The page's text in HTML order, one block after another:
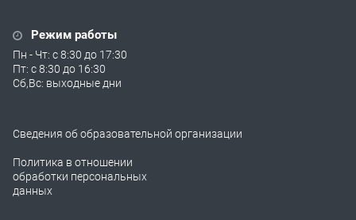
Режим работы
Пн - Чт: с 8:30 до 17:30
Пт: с 8:30 до 16:30
Сб,Вс: выходные дни
Сведения об образовательной организации
Политика в отношении
обработки персональных
данных